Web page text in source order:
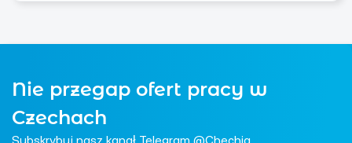
Nie przegap ofert pracy w
Czechach